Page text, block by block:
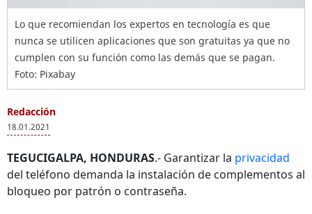
Lo que recomiendan los expertos en tecnología es que
nunca se utilicen aplicaciones que son gratuitas ya que no
cumplen con su función como las demás que se pagan.
Foto: Pixabay
Redacción
18.01.2021
TEGUCIGALPA, HONDURAS.- Garantizar la privacidad
del teléfono demanda la instalación de complementos al
bloqueo por patrón o contraseña.